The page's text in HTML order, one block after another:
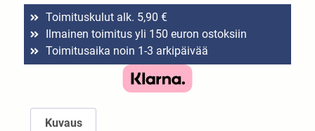
Toimituskulut alk. 5,90 €
Ilmainen toimitus yli 150 euron ostoksiin
Toimitusaika noin 1-3 arkipäivää
Kuvaus